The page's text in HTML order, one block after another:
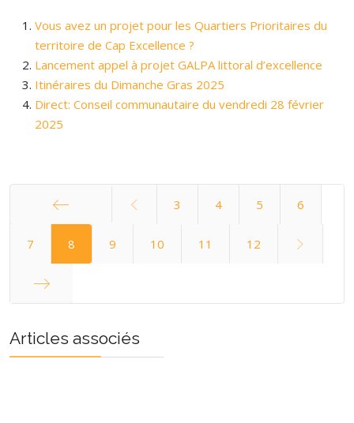
Vous avez un projet pour les Quartiers Prioritaires du
territoire de Cap Excellence ?
Lancement appel à projet GALPA littoral d’excellence
Itinéraires du Dimanche Gras 2025
Direct: Conseil communautaire du vendredi 28 février
2025
Démarrer
3 4 5 6
7 8 9 10 11 12
Articles associés